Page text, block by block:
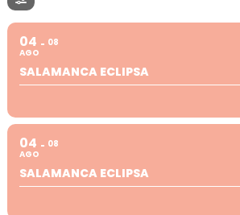
04
AGO
08
SALAMANCA ECLIPSA
04
AGO
08
SALAMANCA ECLIPSA